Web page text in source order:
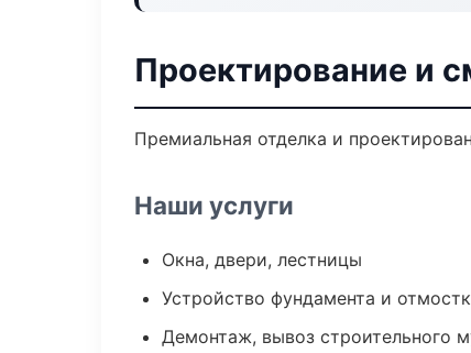
Проектирование и
Премиальная отделка и
Наши услуги
Окна, двери, лестницы
Устройство фундамента и
Демонтаж, вывоз строительного